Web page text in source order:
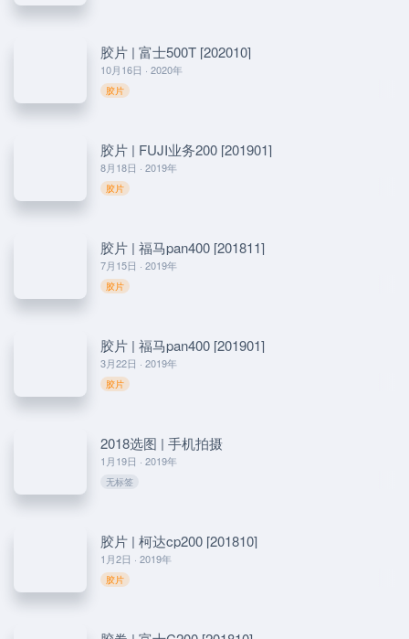
10月16日 · 2020年
胶片 | 富士500T [202010]
胶片
8月18日 · 2019年
胶片 | FUJI业务200 [201901]
胶片
7月15日 · 2019年
胶片 | 福马pan400 [201811]
胶片
3月22日 · 2019年
胶片 | 福马pan400 [201901]
胶片
1月19日 · 2019年
2018选图 | 手机拍摄
无标签
1月2日 · 2019年
胶片 | 柯达cp200 [201810]
胶片